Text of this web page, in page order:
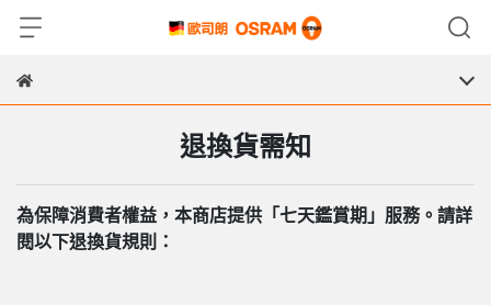
退換貨需知
為保障消費者權益，本商店提供「七天鑑賞期」服務。請詳
閱以下退換貨規則：